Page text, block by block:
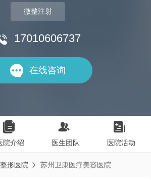
微整注射
17010606737
 在线咨询

院介绍

医生团队

医院活动
整形医院  苏州卫康医疗美容医院